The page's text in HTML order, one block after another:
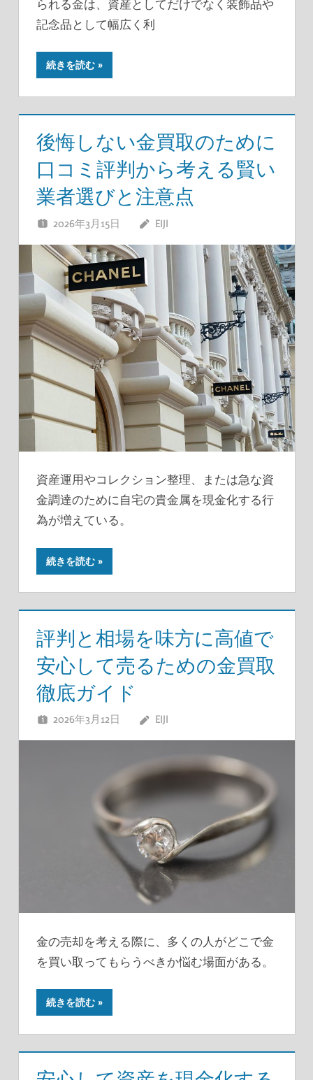
られる金は、資産としてだけでなく装飾品や
記念品として幅広く利
続きを読む
後悔しない金買取のために
口コミ評判から考える賢い
業者選びと注意点
2026年3月15日 EIJI
資産運用やコレクション整理、または急な資
金調達のために自宅の貴金属を現金化する行
為が増えている。
続きを読む
評判と相場を味方に高値で
安心して売るための金買取
徹底ガイド
2026年3月12日 EIJI
金の売却を考える際に、多くの人がどこで金
を買い取ってもらうべきか悩む場面がある。
続きを読む